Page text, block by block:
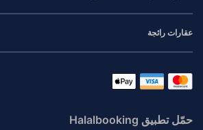
عقارات رائجة
حمّل تطبيق Halalbooking